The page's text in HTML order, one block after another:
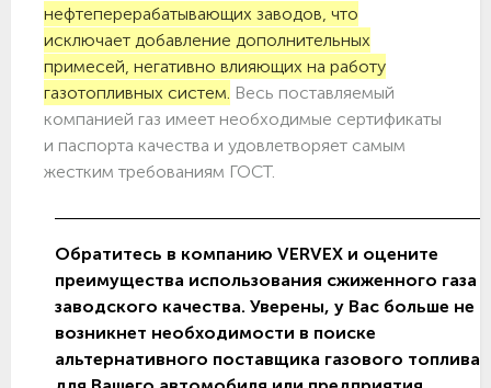
нефтеперерабатывающих заводов, что
исключает добавление дополнительных
примесей, негативно влияющих на работу
газотопливных систем. Весь поставляемый
компанией газ имеет необходимые сертификаты
и паспорта качества и удовлетворяет самым
жестким требованиям ГОСТ.
Обратитесь в компанию VERVEX и оцените
преимущества использования сжиженного газа
заводского качества. Уверены, у Вас больше не
возникнет необходимости в поиске
альтернативного поставщика газового топлива